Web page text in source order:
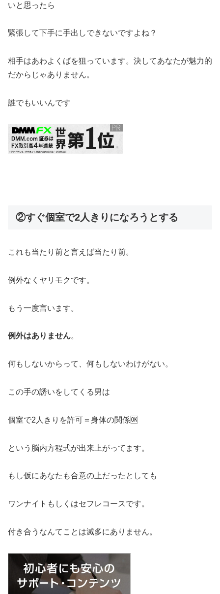
いと思ったら
緊張して下手に手出しできないですよね？
相手はあわよくばを狙っています。決してあなたが魅力的
だからじゃありません。
誰でもいいんです
②すぐ個室で2人きりになろうとする
これも当たり前と言えば当たり前。
例外なくヤリモクです。
もう一度言います。
例外はありません。
何もしないからって、何もしないわけがない。
この手の誘いをしてくる男は
個室で2人きりを許可＝身体の関係🆗
という脳内方程式が出来上がってます。
もし仮にあなたも合意の上だったとしても
ワンナイトもしくはセフレコースです。
付き合うなんてことは滅多にありません。